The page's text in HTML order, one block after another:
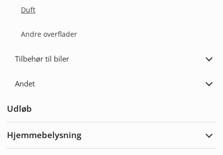
Duft
Andre overflader
Tilbehør til biler
biler
Andet
Udløb
Hjemmebelysning